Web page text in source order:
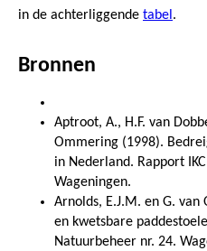
in de achterliggende tabel .
Bronnen
Aptroot, A., H.F. van
Ommering (1998).
in Nederland. Rapport
Wageningen.
Arnolds, E.J.M. en G.
en kwetsbare
Natuurbeheer nr. 24.